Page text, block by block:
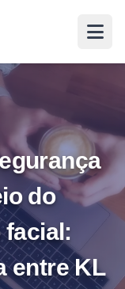
do
facial:
entre KL